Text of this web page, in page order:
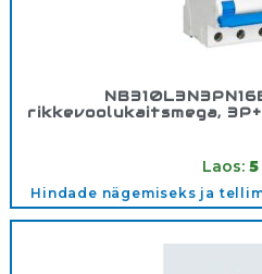
rikkevoolukaitsmega,
Laos: 5
Hindade nägemiseks ja